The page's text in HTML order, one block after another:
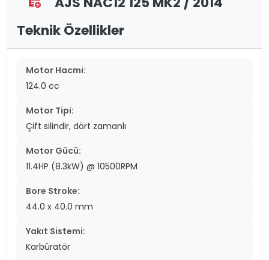
Teknik Özellikler
Motor Hacmi:
124.0 cc
Motor Tipi:
Çift silindir, dört zamanlı
Motor Gücü:
11.4HP (8.3kW) @ 10500RPM
Bore Stroke:
44.0 x 40.0 mm
Yakıt Sistemi:
Karbüratör